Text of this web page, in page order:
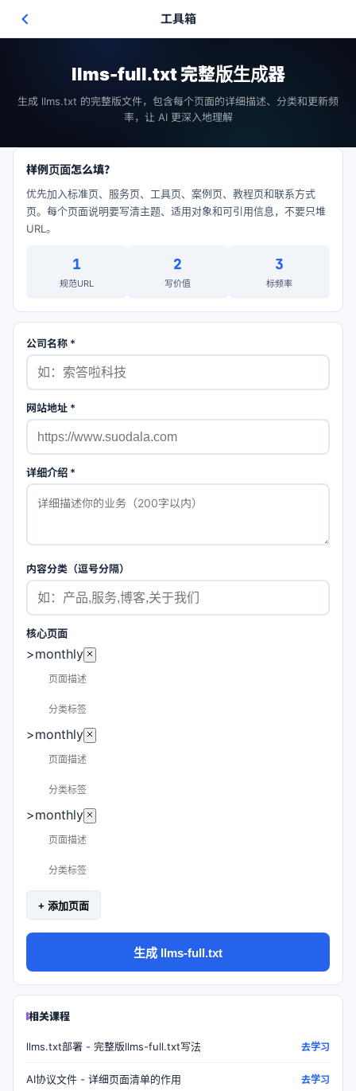
工具箱
llms-full.txt 完整版生成器
生成 llms.txt 的完整版文件，包含每个页面的详细描述、分类和更新频
率，让 AI 更深入地理解
样例页面怎么填？
优先加入标准页、服务页、工具页、案例页、教程页和联系方式
页。每个页面说明要写清主题、适用对象和可引用信息，不要只堆
URL。
1
规范URL
2
写价值
3
标频率
公司名称 *
网站地址 *
详细介绍 *
内容分类（逗号分隔）
核心页面
>monthly
>monthly
>monthly
+ 添加页面
生成 llms-full.txt
相关课程
llms.txt部署 - 完整版llms-full.txt写法 去学习
AI协议文件 - 详细页面清单的作用 去学习